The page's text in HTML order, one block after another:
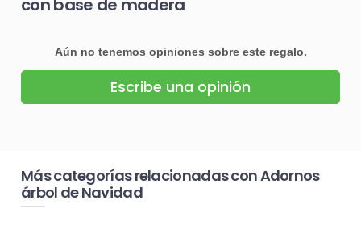
con base de madera
Aún no tenemos opiniones sobre este regalo.
Escribe una opinión
Más categorías relacionadas con Adornos
árbol de Navidad